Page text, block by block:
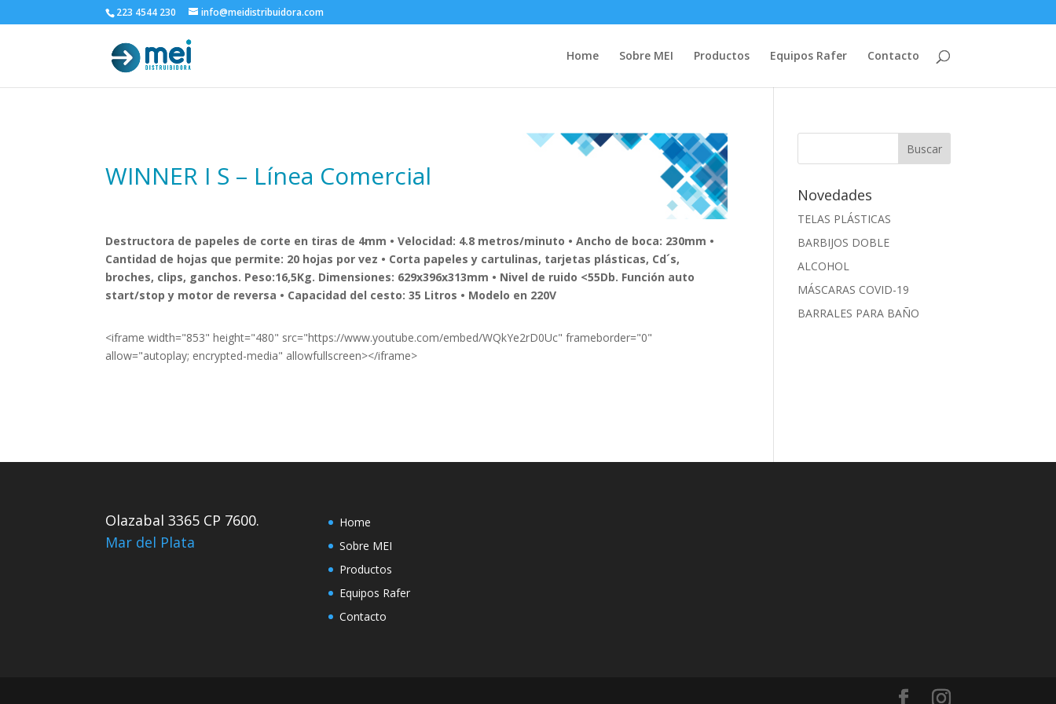
223 4544 230 info@meidistribuidora.com
Home Sobre MEI Productos Equipos Rafer Contacto
WINNER I S – Línea Comercial
Destructora de papeles de corte en tiras de 4mm • Velocidad: 4.8 metros/minuto • Ancho de boca: 230mm •
Cantidad de hojas que permite: 20 hojas por vez • Corta papeles y cartulinas, tarjetas plásticas, Cd´s,
broches, clips, ganchos. Peso:16,5Kg. Dimensiones: 629x396x313mm • Nivel de ruido <55Db. Función auto
start/stop y motor de reversa • Capacidad del cesto: 35 Litros • Modelo en 220V
<iframe width="853" height="480" src="https://www.youtube.com/embed/WQkYe2rD0Uc" frameborder="0"
allow="autoplay; encrypted-media" allowfullscreen></iframe>
Novedades
TELAS PLÁSTICAS
BARBIJOS DOBLE
ALCOHOL
MÁSCARAS COVID-19
BARRALES PARA BAÑO
Olazabal 3365 CP 7600.
Mar del Plata
Home
Sobre MEI
Productos
Equipos Rafer
Contacto